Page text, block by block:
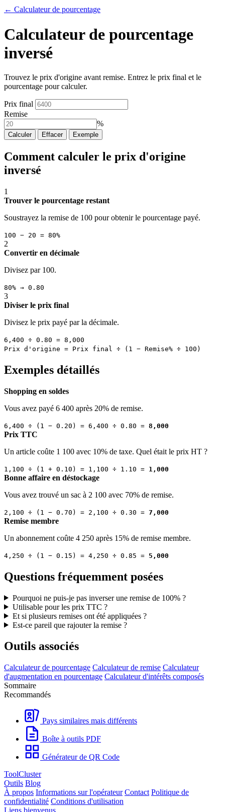
← Calculateur de pourcentage
Calculateur de pourcentage
inversé
Trouvez le prix d'origine avant remise. Entrez le prix final et le
pourcentage pour calculer.
Prix final
Remise
%
Calculer Effacer Exemple
Comment calculer le prix d'origine
inversé
1
Trouver le pourcentage restant
Soustrayez la remise de 100 pour obtenir le pourcentage payé.
100 − 20 = 80%
2
Convertir en décimale
Divisez par 100.
80% → 0.80
3
Diviser le prix final
Divisez le prix payé par la décimale.
6,400 ÷ 0.80 = 8,000
Prix d'origine = Prix final ÷ (1 − Remise% ÷ 100)
Exemples détaillés
Shopping en soldes
Vous avez payé 6 400 après 20% de remise.
6,400 ÷ (1 − 0.20) = 6,400 ÷ 0.80 = 8,000
Prix TTC
Un article coûte 1 100 avec 10% de taxe. Quel était le prix HT ?
1,100 ÷ (1 + 0.10) = 1,100 ÷ 1.10 = 1,000
Bonne affaire en déstockage
Vous avez trouvé un sac à 2 100 avec 70% de remise.
2,100 ÷ (1 − 0.70) = 2,100 ÷ 0.30 = 7,000
Remise membre
Un abonnement coûte 4 250 après 15% de remise membre.
4,250 ÷ (1 − 0.15) = 4,250 ÷ 0.85 = 5,000
Questions fréquemment posées
Pourquoi ne puis-je pas inverser une remise de 100% ?
Utilisable pour les prix TTC ?
Et si plusieurs remises ont été appliquées ?
Est-ce pareil que rajouter la remise ?
Outils associés
Calculateur de pourcentage Calculateur de remise Calculateur
d'augmentation en pourcentage Calculateur d'intérêts composés
Sommaire
Recommandés
Pays similaires mais différents
Boîte à outils PDF
Générateur de QR Code
ToolCluster
Outils Blog
À propos Informations sur l'opérateur Contact Politique de
confidentialité Conditions d'utilisation